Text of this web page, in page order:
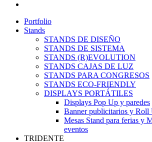
Portfolio
Stands
STANDS DE DISEÑO
STANDS DE SISTEMA
STANDS (R)EVOLUTION
STANDS CAJAS DE LUZ
STANDS PARA CONGRESOS
STANDS ECO-FRIENDLY
DISPLAYS PORTÁTILES
Displays Pop Up y paredes
Banner publicitarios y Roll
Mesas Stand para ferias y
eventos
TRIDENTE